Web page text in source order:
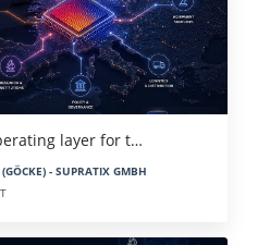
layer for t…
- SUPRATIX GMBH